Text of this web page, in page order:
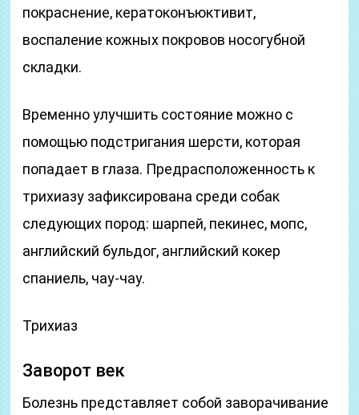
покраснение, кератоконъюктивит,
воспаление кожных покровов носогубной
складки.
Временно улучшить состояние можно с
помощью подстригания шерсти, которая
попадает в глаза. Предрасположенность к
трихиазу зафиксирована среди собак
следующих пород: шарпей, пекинес, мопс,
английский бульдог, английский кокер
спаниель, чау-чау.
Трихиаз
Заворот век
Болезнь представляет собой заворачивание